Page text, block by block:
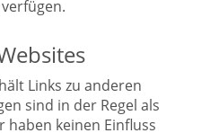
Links zu anderen
sind in der Regel als
haben keinen Einfluss